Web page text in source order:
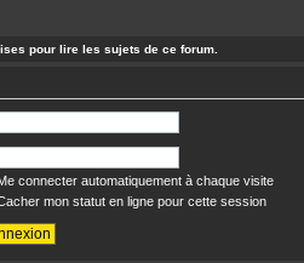
pour lire les sujets de ce forum.
connecter automatiquement à chaque visite
mon statut en ligne pour cette session